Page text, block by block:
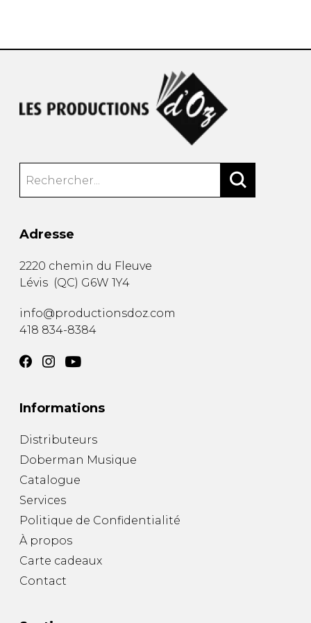
Adresse
2220 chemin du Fleuve
Lévis (QC) G6W 1Y4
info@productionsdoz.com
418 834-8384
Informations
Distributeurs
Doberman Musique
Catalogue
Services
Politique de Confidentialité
À propos
Carte cadeaux
Contact